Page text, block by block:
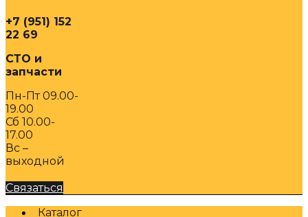
+7 (951) 152
22 69
СТО и
запчасти
Пн-Пт 09.00-
19.00
Сб 10.00-
17.00
Вс –
выходной
Связаться
Каталог